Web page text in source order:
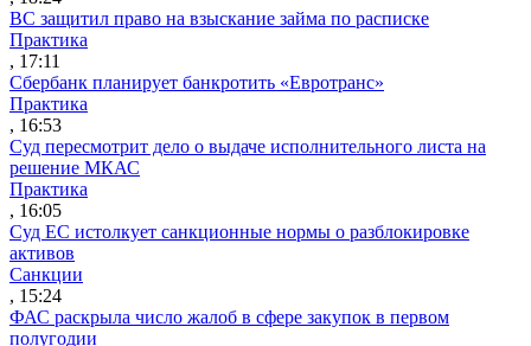
ВС защитил право на взыскание займа по расписке
Практика
, 17:11
Сбербанк планирует банкротить «Евротранс»
Практика
, 16:53
Суд пересмотрит дело о выдаче исполнительного листа на
решение МКАС
Практика
, 16:05
Суд ЕС истолкует санкционные нормы о разблокировке
активов
Санкции
, 15:24
ФАС раскрыла число жалоб в сфере закупок в первом
полугодии